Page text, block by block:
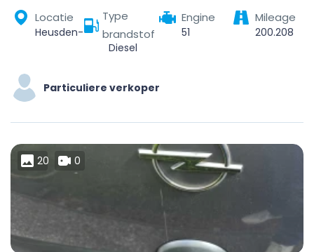
Locatie
Heusden-Zolder, Hasselt, Limburg, Vlaanderen, 3550, België
Type
brandstof
Diesel
Engine
51
Mileage
200.208
Particuliere verkoper
20 0